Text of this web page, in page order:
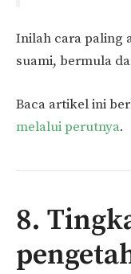
Inilah cara paling
suami, bermula
Baca artikel ini
melalui perutnya.
8.